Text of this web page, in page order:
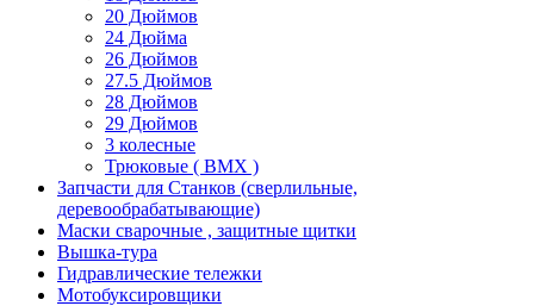
20 Дюймов
24 Дюйма
26 Дюймов
27.5 Дюймов
28 Дюймов
29 Дюймов
3 колесные
Трюковые ( BMX )
Запчасти для Станков (сверлильные,
деревообрабатывающие)
Маски сварочные , защитные щитки
Вышка-тура
Гидравлические тележки
Мотобуксировщики